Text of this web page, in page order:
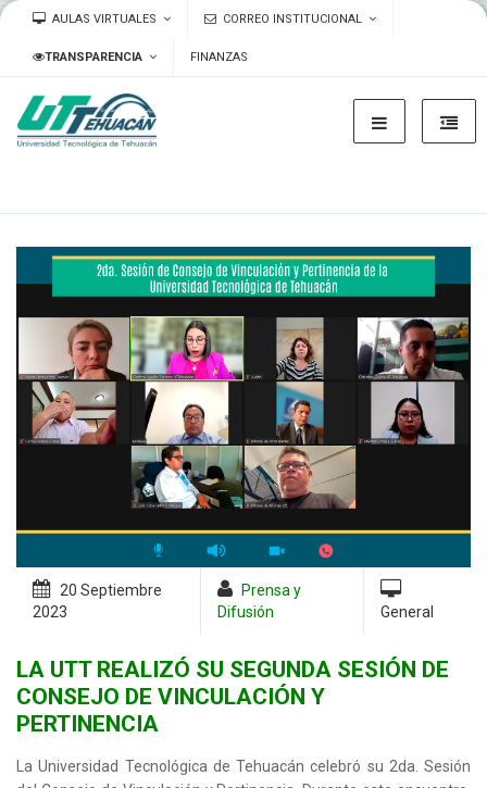
AULAS VIRTUALES CORREO INSTITUCIONAL
TRANSPARENCIA FINANZAS
20 Septiembre
2023
Prensa y
Difusión
General
LA UTT REALIZÓ SU SEGUNDA SESIÓN DE
CONSEJO DE VINCULACIÓN Y
PERTINENCIA
La Universidad Tecnológica de Tehuacán celebró su 2da. Sesión